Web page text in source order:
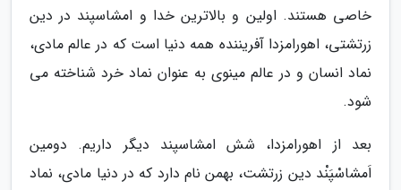
خاصی هستند. اولین و بالاترین خدا و امشاسپند در دین
زرتشتی، اهورامزدا آفریننده همه دنیا است که در عالم مادی،
نماد انسان و در عالم مینوی به عنوان نماد خرد شناخته می
شود.
بعد از اهورامزدا، شش امشاسپند دیگر داریم. دومین
اَمشاسْپَنْد دین زرتشت، بهمن نام دارد که در دنیا مادی، نماد